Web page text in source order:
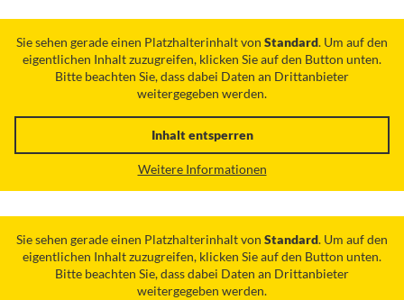
Sie sehen gerade einen Platzhalterinhalt von Standard. Um auf den
eigentlichen Inhalt zuzugreifen, klicken Sie auf den Button unten.
Bitte beachten Sie, dass dabei Daten an Drittanbieter
weitergegeben werden.
Inhalt entsperren
Weitere Informationen
Sie sehen gerade einen Platzhalterinhalt von Standard. Um auf den
eigentlichen Inhalt zuzugreifen, klicken Sie auf den Button unten.
Bitte beachten Sie, dass dabei Daten an Drittanbieter
weitergegeben werden.